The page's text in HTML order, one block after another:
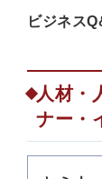
ビジネス
人材・
ナー・